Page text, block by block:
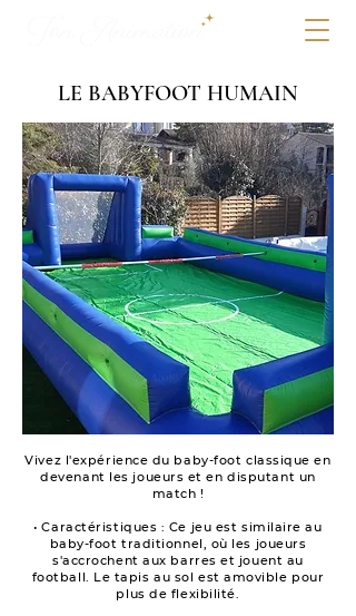
LE BABYFOOT HUMAIN
Vivez l'expérience du baby-foot classique en
devenant les joueurs et en disputant un
match !
• Caractéristiques : Ce jeu est similaire au
baby-foot traditionnel, où les joueurs
s'accrochent aux barres et jouent au
football. Le tapis au sol est amovible pour
plus de flexibilité.